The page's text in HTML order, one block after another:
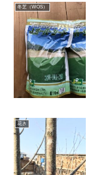
冬芝（WOS）
花き